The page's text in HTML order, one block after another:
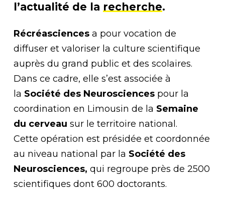
l’actualité de la recherche.
Récréasciencesa pour vocation de
diffuser et valoriser la culture scientifique
auprès du grand public et des scolaires.
Dans ce cadre, elle s’est associée à
la Société des Neurosciencespour la
coordination en Limousin de la Semaine
du cerveau sur le territoire national.
Cette opération est présidée et coordonnée
au niveau national par la Société des
Neurosciences, qui regroupe près de 2500
scientifiques dont 600 doctorants.